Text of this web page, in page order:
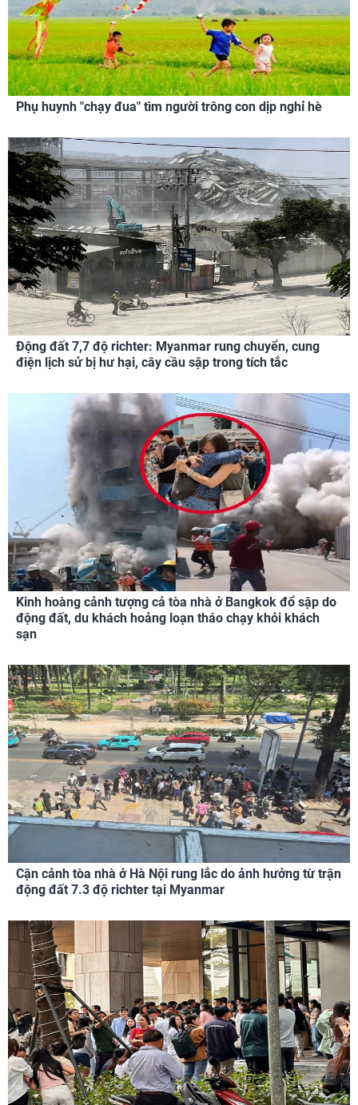
Phụ huynh "chạy đua" tìm người trông con dịp nghỉ hè
Động đất 7,7 độ richter: Myanmar rung chuyển, cung
điện lịch sử bị hư hại, cây cầu sập trong tích tắc
Kinh hoàng cảnh tượng cả tòa nhà ở Bangkok đổ sập do
động đất, du khách hoảng loạn tháo chạy khỏi khách
sạn
Cận cảnh tòa nhà ở Hà Nội rung lắc do ảnh hưởng từ trận
động đất 7.3 độ richter tại Myanmar